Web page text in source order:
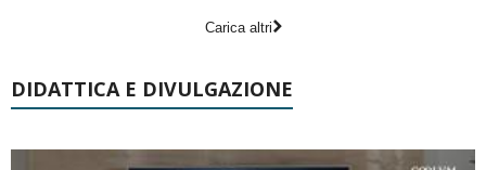
Carica altri
DIDATTICA E DIVULGAZIONE